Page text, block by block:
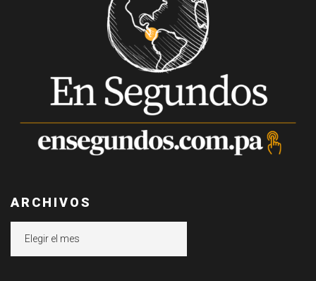
ARCHIVOS